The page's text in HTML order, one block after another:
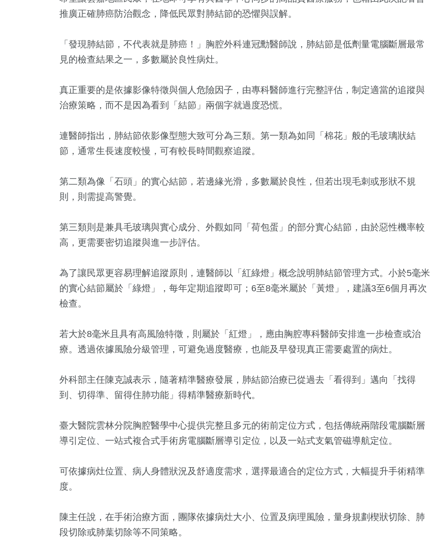
推廣正確肺癌防治觀念，降低民眾對肺結節的恐懼與誤解。
「發現肺結節，不代表就是肺癌！」胸腔外科連冠勳醫師說，肺結節是低劑量電腦斷層最常
見的檢查結果之一，多數屬於良性病灶。
真正重要的是依據影像特徵與個人危險因子，由專科醫師進行完整評估，制定適當的追蹤與
治療策略，而不是因為看到「結節」兩個字就過度恐慌。
連醫師指出，肺結節依影像型態大致可分為三類。第一類為如同「棉花」般的毛玻璃狀結
節，通常生長速度較慢，可有較長時間觀察追蹤。
第二類為像「石頭」的實心結節，若邊緣光滑，多數屬於良性，但若出現毛刺或形狀不規
則，則需提高警覺。
第三類則是兼具毛玻璃與實心成分、外觀如同「荷包蛋」的部分實心結節，由於惡性機率較
高，更需要密切追蹤與進一步評估。
為了讓民眾更容易理解追蹤原則，連醫師以「紅綠燈」概念說明肺結節管理方式。小於5毫米
的實心結節屬於「綠燈」，每年定期追蹤即可；6至8毫米屬於「黃燈」，建議3至6個月再次
檢查。
若大於8毫米且具有高風險特徵，則屬於「紅燈」，應由胸腔專科醫師安排進一步檢查或治
療。透過依據風險分級管理，可避免過度醫療，也能及早發現真正需要處置的病灶。
外科部主任陳克誠表示，隨著精準醫療發展，肺結節治療已從過去「看得到」邁向「找得
到、切得準、留得住肺功能」得精準醫療新時代。
臺大醫院雲林分院胸腔醫學中心提供完整且多元的術前定位方式，包括傳統兩階段電腦斷層
導引定位、一站式複合式手術房電腦斷層導引定位，以及一站式支氣管磁導航定位。
可依據病灶位置、病人身體狀況及舒適度需求，選擇最適合的定位方式，大幅提升手術精準
度。
陳主任說，在手術治療方面，團隊依據病灶大小、位置及病理風險，量身規劃楔狀切除、肺
段切除或肺葉切除等不同策略。
23+
頭條
176+
社會
320+
綜合新聞
105+
1+
大陸
28+ 73
94+ 52